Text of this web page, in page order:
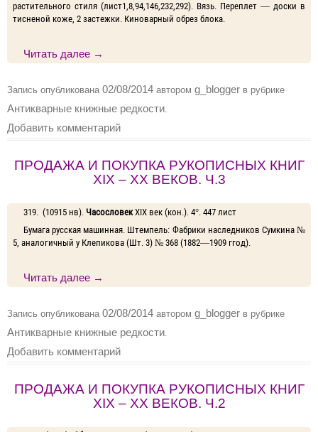
растительного стиля (лист1,8,94,146,232,292). Вязь. Переплет — доски в
тисненой коже, 2 застежки. Киноварный обрез блока.
Читать далее →
Запись опубликована 02/08/2014 автором g_blogger в рубрике
Антикварные книжные редкости.
Добавить комментарий
ПРОДАЖА И ПОКУПКА РУКОПИСНЫХ КНИГ
XIX – XX ВЕКОВ. Ч.3
319. (10915 нв). ЧасословекXIX век (кон.). 4°. 447 лист
Бумага русская машинная. Штемпель: Фабрики наследников Сумкина №
5, аналогичный у Клепикова (Шт. 3) № 368 (1882—1909 ггод).
Читать далее →
Запись опубликована 02/08/2014 автором g_blogger в рубрике
Антикварные книжные редкости.
Добавить комментарий
ПРОДАЖА И ПОКУПКА РУКОПИСНЫХ КНИГ
XIX – XX ВЕКОВ. Ч.2